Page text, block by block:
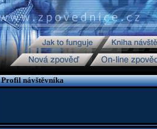
Profil návštěvníka